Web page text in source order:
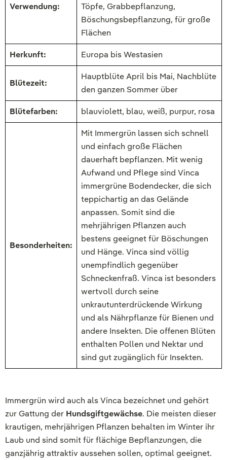
Verwendung:
Töpfe, Grabbepflanzung,
Böschungsbepflanzung, für große
Flächen
Herkunft: Europa bis Westasien
Blütezeit:
Hauptblüte April bis Mai, Nachblüte
den ganzen Sommer über
Blütefarben: blauviolett, blau, weiß, purpur, rosa
Besonderheiten:
Mit Immergrün lassen sich schnell
und einfach große Flächen
dauerhaft bepflanzen. Mit wenig
Aufwand und Pflege sind Vinca
immergrüne Bodendecker, die sich
teppichartig an das Gelände
anpassen. Somit sind die
mehrjährigen Pflanzen auch
bestens geeignet für Böschungen
und Hänge. Vinca sind völlig
unempfindlich gegenüber
Schneckenfraß. Vinca ist besonders
wertvoll durch seine
unkrautunterdrückende Wirkung
und als Nährpflanze für Bienen und
andere Insekten. Die offenen Blüten
enthalten Pollen und Nektar und
sind gut zugänglich für Insekten.
Immergrün wird auch als Vinca bezeichnet und gehört
zur Gattung der Hundsgiftgewächse. Die meisten dieser
krautigen, mehrjährigen Pflanzen behalten im Winter ihr
Laub und sind somit für flächige Bepflanzungen, die
ganzjährig attraktiv aussehen sollen, optimal geeignet.